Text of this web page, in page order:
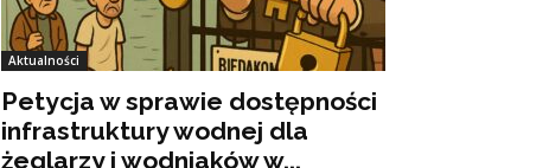
Aktualności
Petycja w sprawie dostępności
infrastruktury wodnej dla
żeglarzy i wodniaków w...